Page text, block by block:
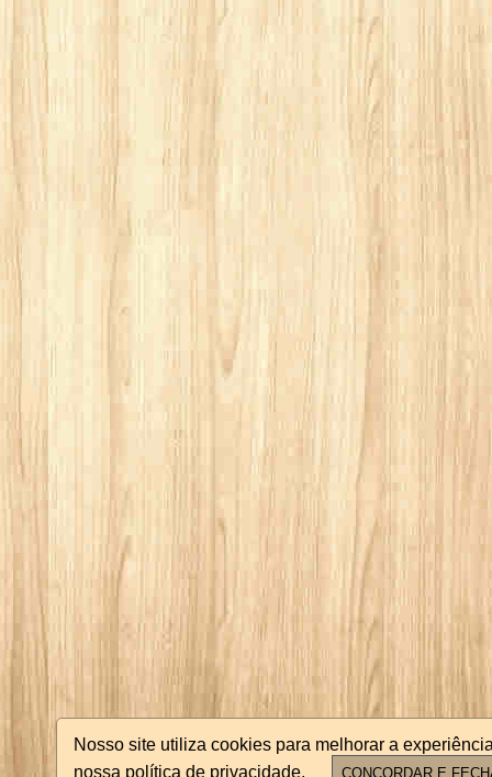
Nosso site utiliza cookies para melhorar a
nossa política de privacidade.